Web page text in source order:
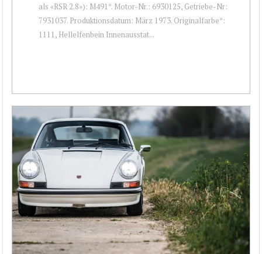
als «RSR 2.8»): M491*. Motor-Nr.: 6930125, Getriebe-Nr:
7931037. Produktionsdatum: März 1973. Originalfarbe*:
1111, Hellelfenbein Innenausstat...